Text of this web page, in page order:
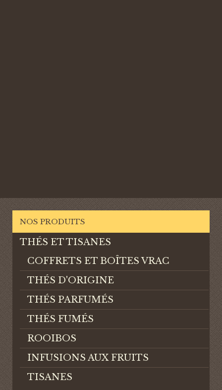
NOS PRODUITS
THÉS ET TISANES
COFFRETS ET BOÎTES VRAC
THÉS D'ORIGINE
THÉS PARFUMÉS
THÉS FUMÉS
ROOIBOS
INFUSIONS AUX FRUITS
TISANES